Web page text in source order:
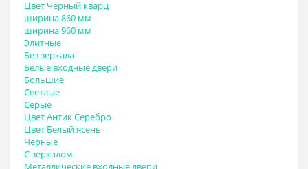
Цвет Черный кварц
ширина 860 мм
ширина 960 мм
Элитные
Без зеркала
Белые входные двери
Большие
Светлые
Серые
Цвет Антик Серебро
Цвет Белый ясень
Черные
С зеркалом
Металлические входные двери